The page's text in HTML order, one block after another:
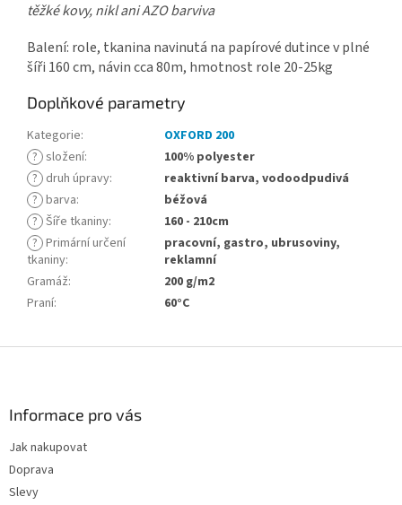
těžké kovy, nikl ani AZO barviva
Balení: role, tkanina navinutá na papírové dutince v plné
šíři 160 cm, návin cca 80m, hmotnost role 20-25kg
Doplňkové parametry
Kategorie:
OXFORD 200
? složení:
100% polyester
? druh úpravy:
reaktivní barva, vodoodpudivá
? barva:
béžová
? Šíře tkaniny:
160 - 210cm
? Primární určení
tkaniny:
pracovní, gastro, ubrusoviny,
reklamní
Gramáž:
200 g/m2
Praní: 60°C
Informace pro vás
Jak nakupovat
Doprava
Slevy